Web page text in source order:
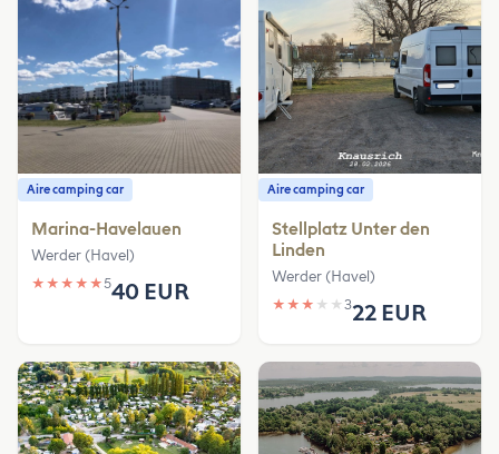
Aire camping car
Marina-Havelauen
Werder (Havel)
★ ★ ★ ★ ★540 EUR
Aire camping car
Stellplatz Unter den
Linden
Werder (Havel)
★ ★ ★ ★ ★ 322 EUR